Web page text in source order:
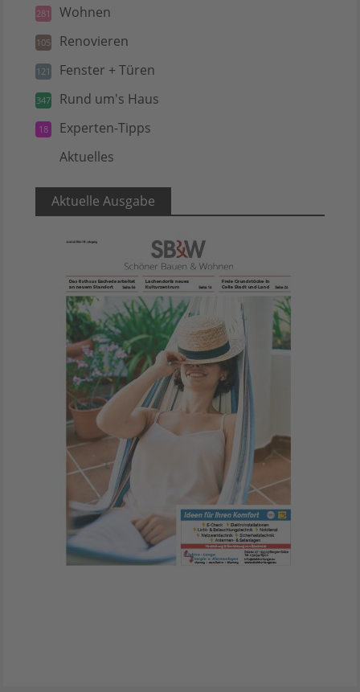
281 Wohnen
105 Renovieren
121 Fenster + Türen
347 Rund um's Haus
18 Experten-Tipps
Aktuelles
Aktuelle Ausgabe